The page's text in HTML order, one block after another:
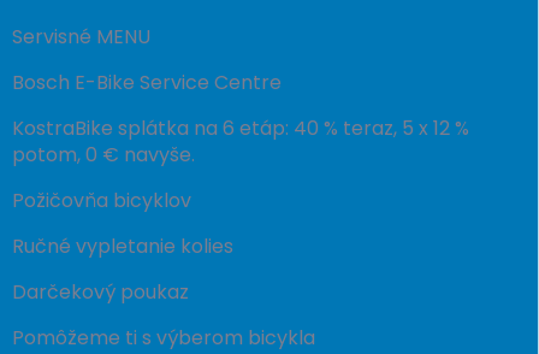
Servisné MENU
Bosch E-Bike Service Centre
KostraBike splátka na 6 etáp: 40 % teraz, 5 x 12 %
potom, 0 € navyše.
Požičovňa bicyklov
Ručné vypletanie kolies
Darčekový poukaz
Pomôžeme ti s výberom bicykla